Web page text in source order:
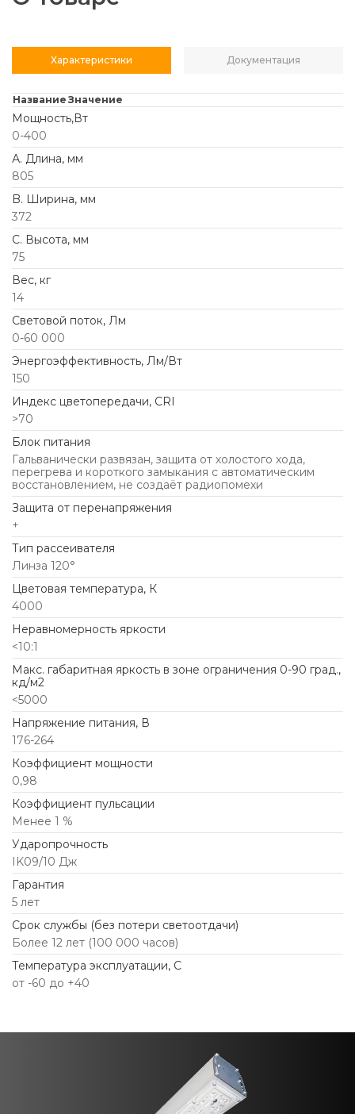
Характеристики Документация
Название Значение
Мощность,Вт
0-400
А. Длина, мм
805
B. Ширина, мм
372
C. Высота, мм
75
Вес, кг
14
Световой поток, Лм
0-60 000
Энергоэффективность, Лм/Вт
150
Индекс цветопередачи, CRI
>70
Блок питания
Гальванически развязан, защита от холостого хода,
перегрева и короткого замыкания с автоматическим
восстановлением, не создаёт радиопомехи
Защита от перенапряжения
+
Тип рассеивателя
Линза 120°
Цветовая температура, К
4000
Неравномерность яркости
<10:1
Макс. габаритная яркость в зоне ограничения 0-90 град.,
кд/м2
<5000
Напряжение питания, В
176-264
Коэффициент мощности
0,98
Коэффициент пульсации
Менее 1 %
Ударопрочность
IK09/10 Дж
Гарантия
5 лет
Срок службы (без потери светоотдачи)
Более 12 лет (100 000 часов)
Температура эксплуатации, С
от -60 до +40